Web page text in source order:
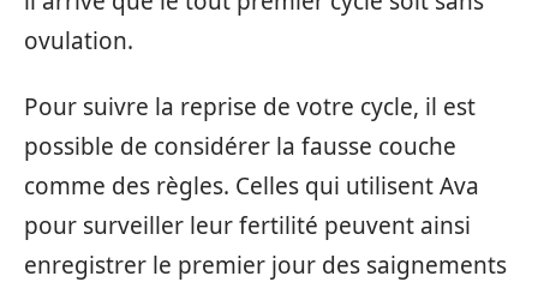
ovulation.
Pour suivre la reprise de votre cycle, il est
possible de considérer la fausse couche
comme des règles. Celles qui utilisent Ava
pour surveiller leur fertilité peuvent ainsi
enregistrer le premier jour des saignements